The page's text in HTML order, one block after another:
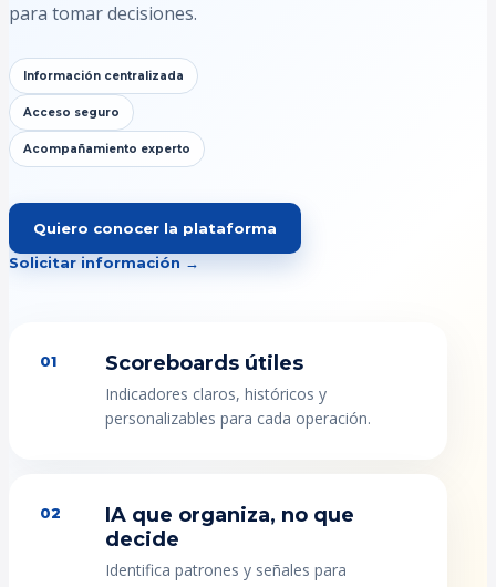
para tomar decisiones.
Información centralizada
Acceso seguro
Acompañamiento experto
Quiero conocer la plataforma
Solicitar información →
01 Scoreboards útiles
Indicadores claros, históricos y
personalizables para cada operación.
02
IA que organiza, no que
decide
Identifica patrones y señales para